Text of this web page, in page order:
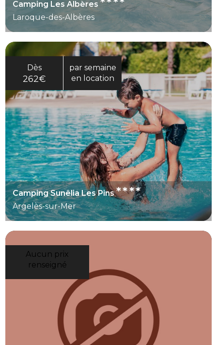
Camping Les Albères
Laroque-des-Albères
Dès
262€
par semaine
en location
Camping Sunêlia Les Pins****
Argelès-sur-Mer
Aucun prix
renseigné